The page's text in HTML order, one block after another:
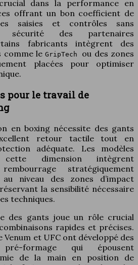
dans la performance en
offrant un bon coefficient de
saisies et contrôles sans
sécurité des partenaires
fabricants intègrent des
comme leGripTech ou des zones
placées pour optimiser
pour le travail de
en boxing nécessite des gants
retour tactile tout en
adéquate. Les modèles
cette dimension intègrent
stratégiquement
niveau des zones d’impact
la sensibilité nécessaire
techniques.
des gants joue un rôle crucial
rapides et précises.
et UFC ont développé des
formage qui épousent
de la main en position de